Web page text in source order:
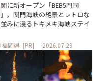
に新オープン「BEB5門司
。関門海峡の絶景とレトロな
みに浸るトキメキ海峡ステイ
福岡県 [PR] 2026.07.29